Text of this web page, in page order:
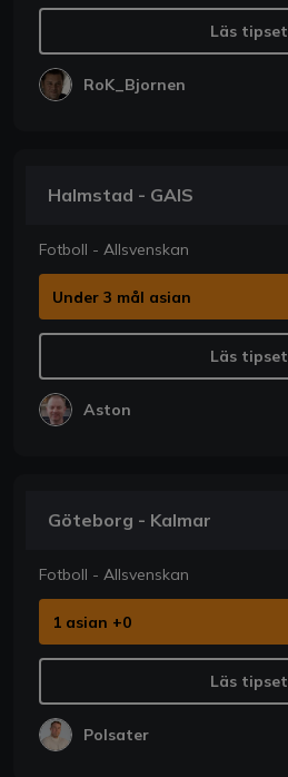
Läs tipset
RoK_Bjornen
Halmstad - GAIS
Fotboll - Allsvenskan
Under 3 mål asian
Läs tipset
Aston
Göteborg - Kalmar
Fotboll - Allsvenskan
1 asian +0
Läs tipset
Polsater